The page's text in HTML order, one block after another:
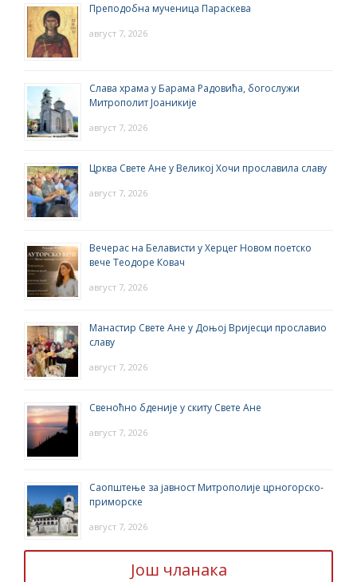
Преподобна мученица Параскева
август 7, 2026
Слава храма у Барама Радовића, богослужи
Митрополит Јоаникије
август 7, 2026
Црква Свете Ане у Великој Хочи прославила славу
август 7, 2026
Вечерас на Белависти у Херцег Новом поетско
вече Теодоре Ковач
август 7, 2026
Манастир Свете Ане у Доњој Вријесци прославио
славу
август 7, 2026
Свеноћно бденије у скиту Свете Ане
август 7, 2026
Саопштење за јавност Митрополије црногорско-
приморске
август 7, 2026
Још чланака